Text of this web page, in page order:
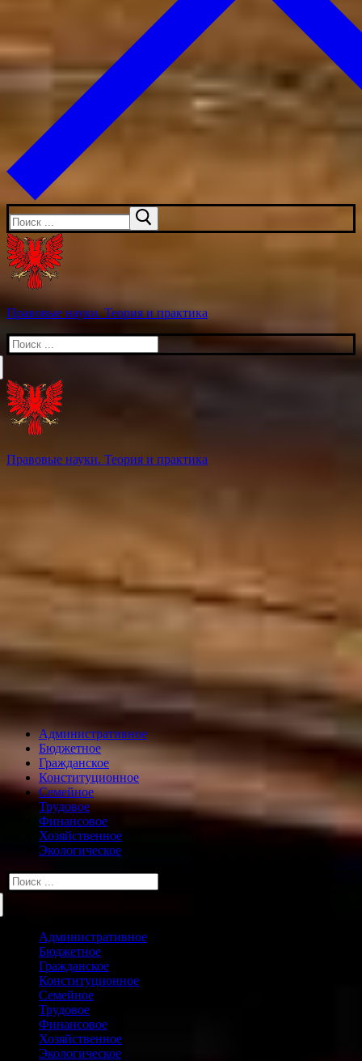
Искать:
Правовые науки. Теория и практика
Искать:
Правовые науки. Теория и практика
Административное
Бюджетное
Гражданское
Конституционное
Семейное
Трудовое
Финансовое
Хозяйственное
Экологическое
Искать:
Административное
Бюджетное
Гражданское
Конституционное
Семейное
Трудовое
Финансовое
Хозяйственное
Экологическое